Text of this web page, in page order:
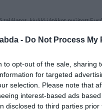
- Do Not Process
to opt-out of the sale, sharing
for targeted
selection. Please note that
interest-based ads
disclosed to third parties
kiváló játékot nyújtott
szerint a játékos megígérte
se fogja megváltoztatni